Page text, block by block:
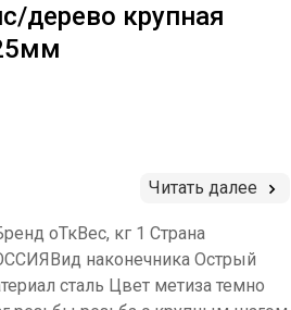
дерево крупная
Читать далее
оТкВес, кг 1 Страна
наконечника Острый
сталь Цвет метиза темно